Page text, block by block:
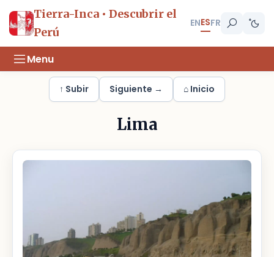
Tierra-Inca • Descubrir el
Perú
ENESFR
Menu
↑ Subir Siguiente → ⌂ Inicio
Lima